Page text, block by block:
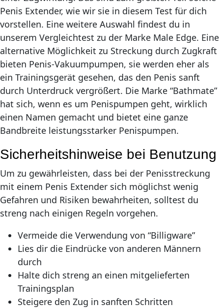
Penis Extender, wie wir sie in diesem Test für dich
vorstellen. Eine weitere Auswahl findest du in
unserem Vergleichtest zu der Marke Male Edge. Eine
alternative Möglichkeit zu Streckung durch Zugkraft
bieten Penis-Vakuumpumpen, sie werden eher als
ein Trainingsgerät gesehen, das den Penis sanft
durch Unterdruck vergrößert. Die Marke “Bathmate”
hat sich, wenn es um Penispumpen geht, wirklich
einen Namen gemacht und bietet eine ganze
Bandbreite leistungsstarker Penispumpen.
Sicherheitshinweise bei Benutzung
Um zu gewährleisten, dass bei der Penisstreckung
mit einem Penis Extender sich möglichst wenig
Gefahren und Risiken bewahrheiten, solltest du
streng nach einigen Regeln vorgehen.
Vermeide die Verwendung von “Billigware”
Lies dir die Eindrücke von anderen Männern
durch
Halte dich streng an einen mitgelieferten
Trainingsplan
Steigere den Zug in sanften Schritten